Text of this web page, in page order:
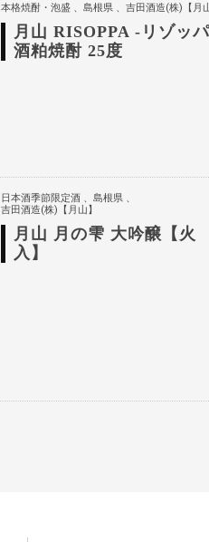
本格焼酎・泡盛 島根県 吉田酒造(株)【月
月山 RISOPPA -リゾッ
酒粕焼酎 25度
日本酒季節限定酒
島根県
吉田酒造(株)【月山】
月山 月の雫 大吟醸【火
入】